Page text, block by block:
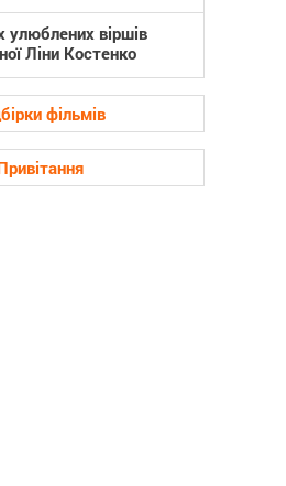
улюблених віршів
Ліни Костенко
фільмів